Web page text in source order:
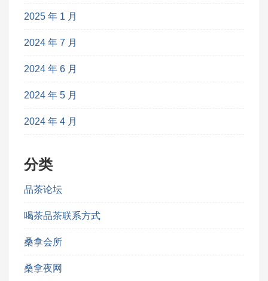
2025 年 1 月
2024 年 7 月
2024 年 6 月
2024 年 5 月
2024 年 4 月
分类
品茶论坛
喝茶品茶联系方式
桑拿会所
桑拿夜网